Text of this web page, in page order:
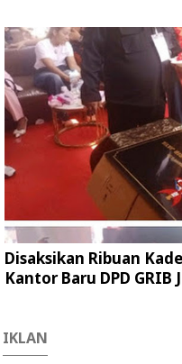
Disaksikan Ribuan
Kantor Baru DPD
IKLAN